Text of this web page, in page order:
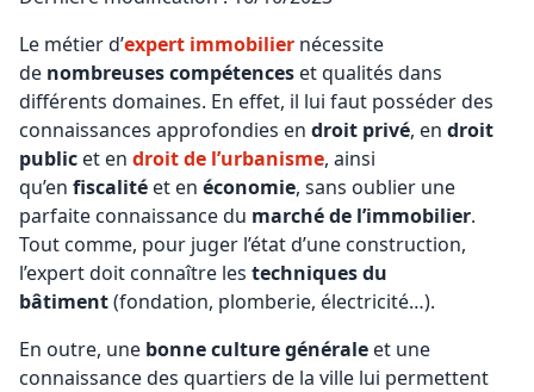
Le métier d’expert immobilier nécessite
de nombreuses compétences et qualités dans
différents domaines. En effet, il lui faut posséder des
connaissances approfondies en droit privé, en droit
public et en droit de l’urbanisme, ainsi
qu’en fiscalité et en économie, sans oublier une
parfaite connaissance du marché de l’immobilier.
Tout comme, pour juger l’état d’une construction,
l’expert doit connaître les techniques du
bâtiment(fondation, plomberie, électricité…).
En outre, une bonne culture générale et une
connaissance des quartiers de la ville lui permettent